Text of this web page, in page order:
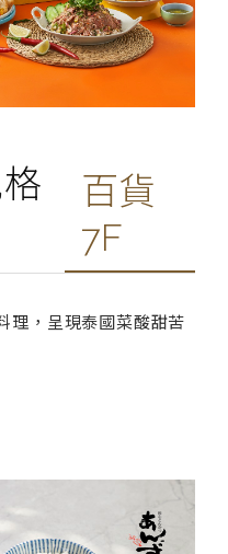
百貨
7F
理，呈現泰國菜酸甜苦